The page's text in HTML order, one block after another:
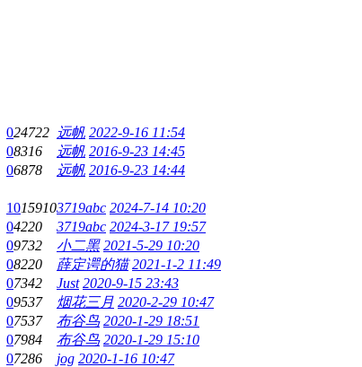
024722 远帆 2022-9-16 11:54
08316 远帆 2016-9-23 14:45
06878 远帆 2016-9-23 14:44
10159103719abc 2024-7-14 10:20
04220 3719abc 2024-3-17 19:57
09732 小二黑 2021-5-29 10:20
08220 薛定谔的猫 2021-1-2 11:49
07342 Just 2020-9-15 23:43
09537 烟花三月 2020-2-29 10:47
07537 布谷鸟 2020-1-29 18:51
07984 布谷鸟 2020-1-29 15:10
07286 jog 2020-1-16 10:47